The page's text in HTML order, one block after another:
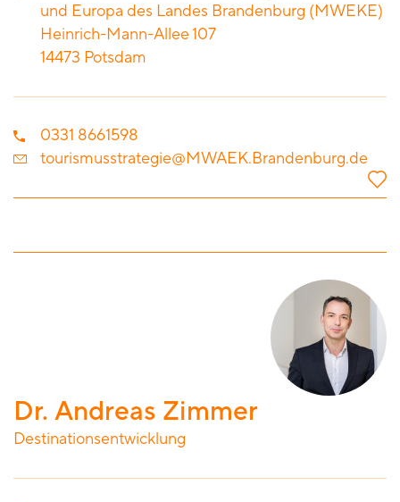
und Europa des Landes Brandenburg (MWEKE)
Heinrich-Mann-Allee 107
14473 Potsdam
0331 8661598
tourismusstrategie@MWAEK.Brandenburg.de
Dr. Andreas Zimmer
Destinationsentwicklung